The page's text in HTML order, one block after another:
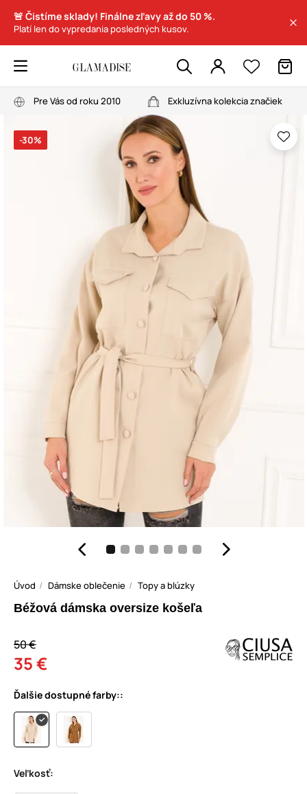
🚨 Čistíme sklady! Finálne zľavy až do 50 %.
Platí len do vypredania posledných kusov.
Pre Vás od roku 2010 Exkluzívna kolekcia značiek
-30%
Úvod Dámske oblečenie Topy a blúzky
Béžová dámska oversize košeľa
50 €
35 €
Ďalšie dostupné farby::
Veľkosť: